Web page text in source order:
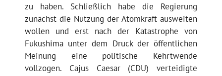
zu haben. Schließlich habe die Regierung
zunächst die Nutzung der Atomkraft ausweiten
wollen und erst nach der Katastrophe von
Fukushima unter dem Druck der öffentlichen
Meinung eine politische Kehrtwende
vollzogen. Cajus Caesar (CDU) verteidigte